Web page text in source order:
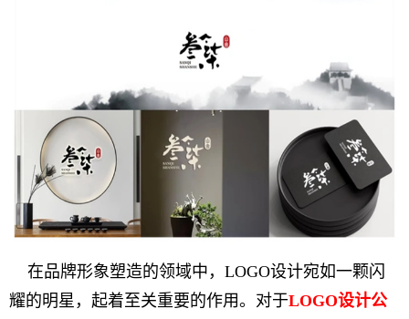
在品牌形象塑造的领域中，LOGO设计宛如一颗闪
耀的明星，起着至关重要的作用。对于LOGO设计公